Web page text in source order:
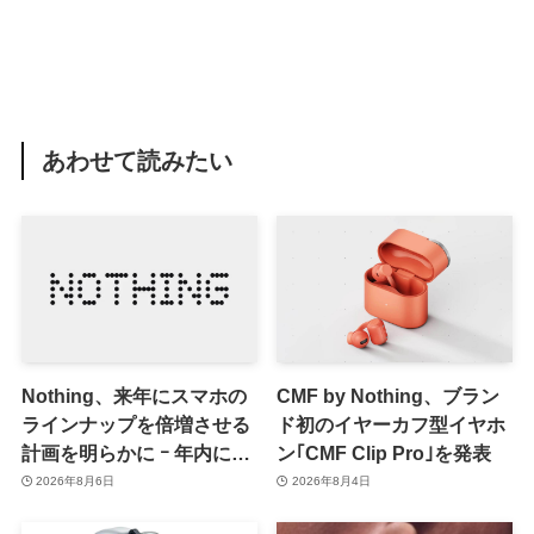
あわせて読みたい
Nothing、来年にスマホの
ラインナップを倍増させる
計画を明らかに ｰ 年内には
更なる新製品も投入へ
2026年8月6日
CMF by Nothing、ブラン
ド初のイヤーカフ型イヤホ
ン｢CMF Clip Pro｣を発表
2026年8月4日